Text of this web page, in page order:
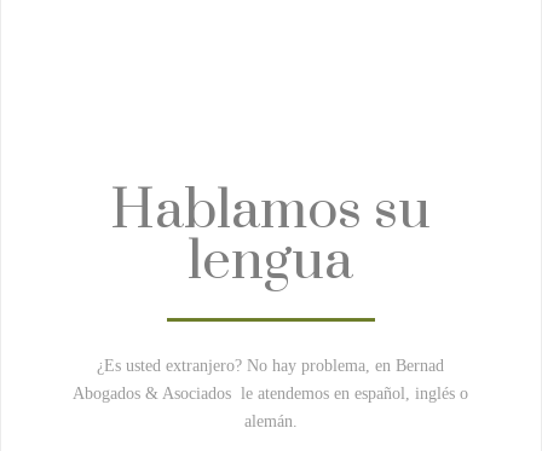
Hablamos su
lengua
¿Es usted extranjero? No hay problema, en Bernad
Abogados & Asociados le atendemos en español, inglés o
alemán.